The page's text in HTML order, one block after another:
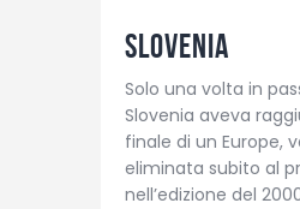
Slovenia
Solo una volta in
Slovenia aveva
finale di un Europe,
eliminata subito al
nell’edizione del